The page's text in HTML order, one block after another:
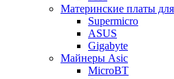
Материнские платы для
Supermicro
ASUS
Gigabyte
Майнеры Asic
MicroBT